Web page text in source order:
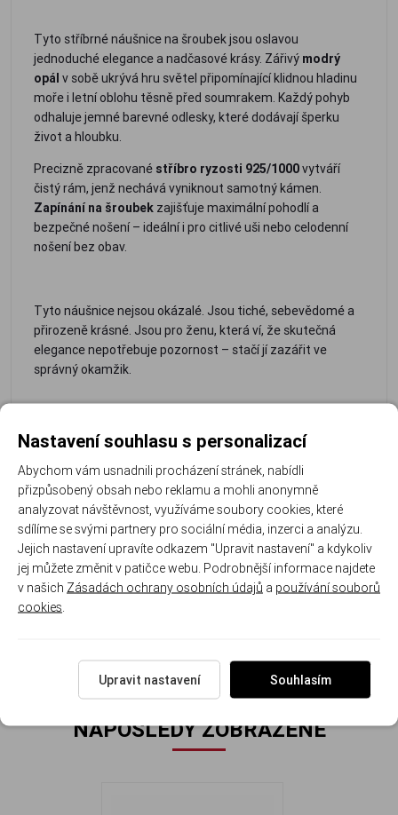
Tyto stříbrné náušnice na šroubek jsou oslavou
jednoduché elegance a nadčasové krásy. Zářivý modrý
opál v sobě ukrývá hru světel připomínající klidnou hladinu
moře i letní oblohu těsně před soumrakem. Každý pohyb
odhaluje jemné barevné odlesky, které dodávají šperku
život a hloubku.
Precizně zpracované stříbro ryzosti 925/1000vytváří
čistý rám, jenž nechává vyniknout samotný kámen.
Zapínání na šroubek zajišťuje maximální pohodlí a
bezpečné nošení – ideální i pro citlivé uši nebo celodenní
nošení bez obav.
Tyto náušnice nejsou okázalé. Jsou tiché, sebevědomé a
přirozeně krásné. Jsou pro ženu, která ví, že skutečná
elegance nepotřebuje pozornost – stačí jí zazářit ve
správný okamžik.
stříbro
ryzosti
925/1000
bezpečné
zapínání na
šroubek
nadčasový
design
každodenní
nošení
ideální dárek pro ženy všech věkových kategorií
Rozměr náušnic: 0.7 cm x 0.7 cm Hmotnost náušnic: 1.4 g.
NAPOSLEDY ZOBRAZENÉ
Nastavení souhlasu s personalizací
Abychom vám usnadnili procházení stránek, nabídli
přizpůsobený obsah nebo reklamu a mohli anonymně
analyzovat návštěvnost, využíváme soubory cookies, které
sdílíme se svými partnery pro sociální média, inzerci a analýzu.
Jejich nastavení upravíte odkazem "Upravit nastavení" a kdykoliv
jej můžete změnit v patičce webu. Podrobnější informace najdete
v našich Zásadách ochrany osobních údajů a používání souborů
cookies
Upravit nastavení Souhlasím